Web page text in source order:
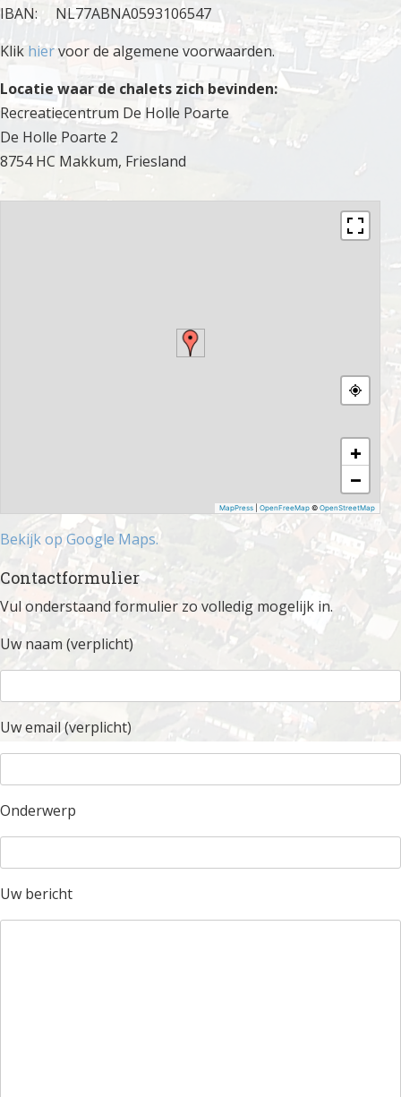
IBAN: NL77ABNA0593106547
Klikhiervoor de algemene voorwaarden.
Locatie waar de chalets zich bevinden:
Recreatiecentrum De Holle Poarte
De Holle Poarte 2
8754 HC Makkum, Friesland
+
−
MapPress OpenFreeMap © OpenStreetMap
Bekijk op Google Maps.
Contactformulier
Vul onderstaand formulier zo volledig mogelijk in.
Uw naam (verplicht)
Uw email (verplicht)
Onderwerp
Uw bericht